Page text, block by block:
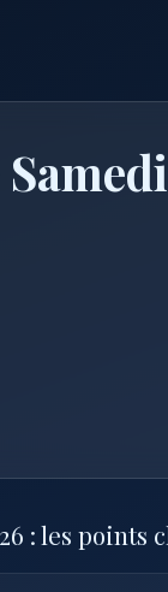
: les points